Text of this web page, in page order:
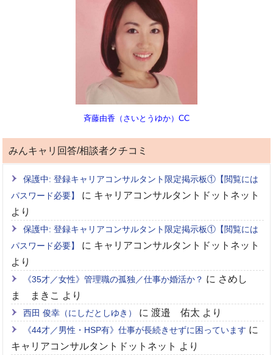
斉藤由香（さいとうゆか）CC
みんキャリ回答/相談者クチコミ
保護中: 登録キャリアコンサルタント限定掲示板①【閲覧には
パスワード必要】
に キャリアコンサルタントドットネット
より
保護中: 登録キャリアコンサルタント限定掲示板①【閲覧には
パスワード必要】
に キャリアコンサルタントドットネット
より
《35才／女性》管理職の孤独／仕事か婚活か？ に さめし
ま まきこ より
西田 俊幸（にしだとしゆき） に渡邉 佑太 より
《44才／男性・HSP有》仕事が長続きせずに困っています に
キャリアコンサルタントドットネット より